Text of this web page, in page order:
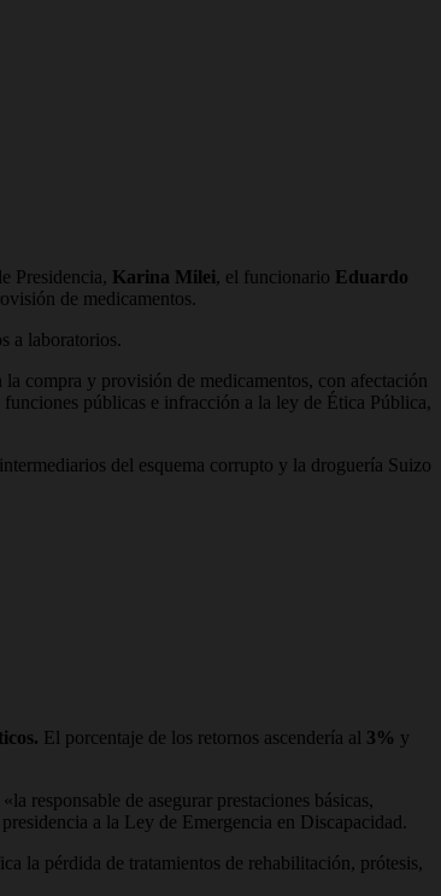
Presidencia, Karina Milei, el funcionario Eduardo
de medicamentos.
a laboratorios.
la compra y provisión de medicamentos, con afectación
públicas e infracción a la ley de Ética Pública,
del esquema corrupto y la droguería Suizo
El porcentaje de los retornos ascendería al 3% y
responsable de asegurar prestaciones básicas,
a la Ley de Emergencia en Discapacidad.
la pérdida de tratamientos de rehabilitación, prótesis,